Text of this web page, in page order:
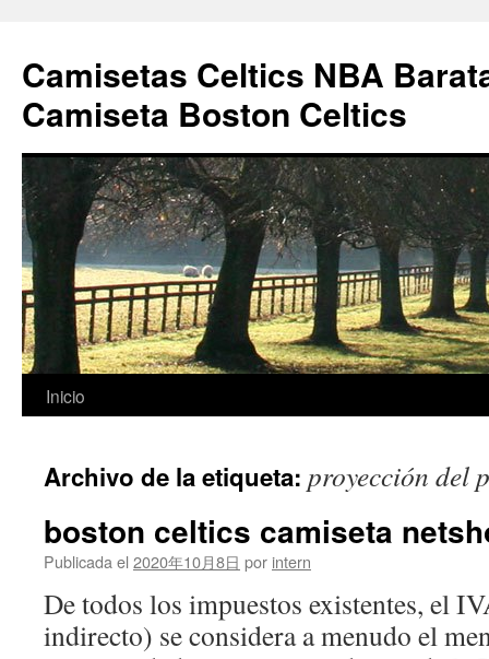
Camisetas Celtics NBA
Camiseta Boston Celtics
Saltar
contenido
Inicio
Archivo de la etiqueta: proyección del
boston celtics camiseta
Publicada el 2020年10月8日 por intern
De todos los impuestos existentes, el
indirecto) se considera a menudo el